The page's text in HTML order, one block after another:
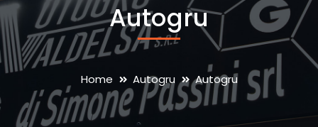
Autogru
Home Autogru Autogru